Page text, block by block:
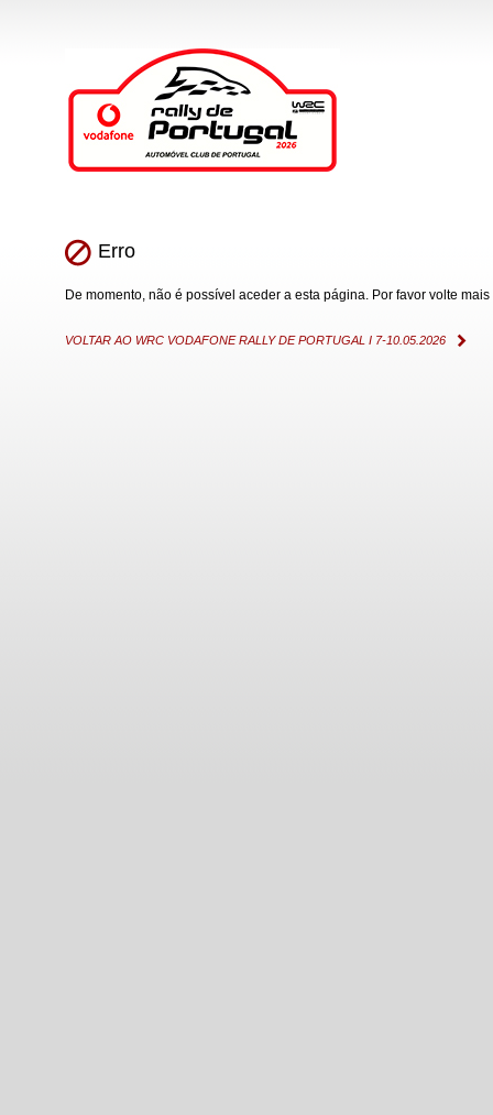
Erro
De momento, não é possível aceder a esta página. Por favor volte mais
VOLTAR AO WRC VODAFONE RALLY DE PORTUGAL I 7-10.05.2026